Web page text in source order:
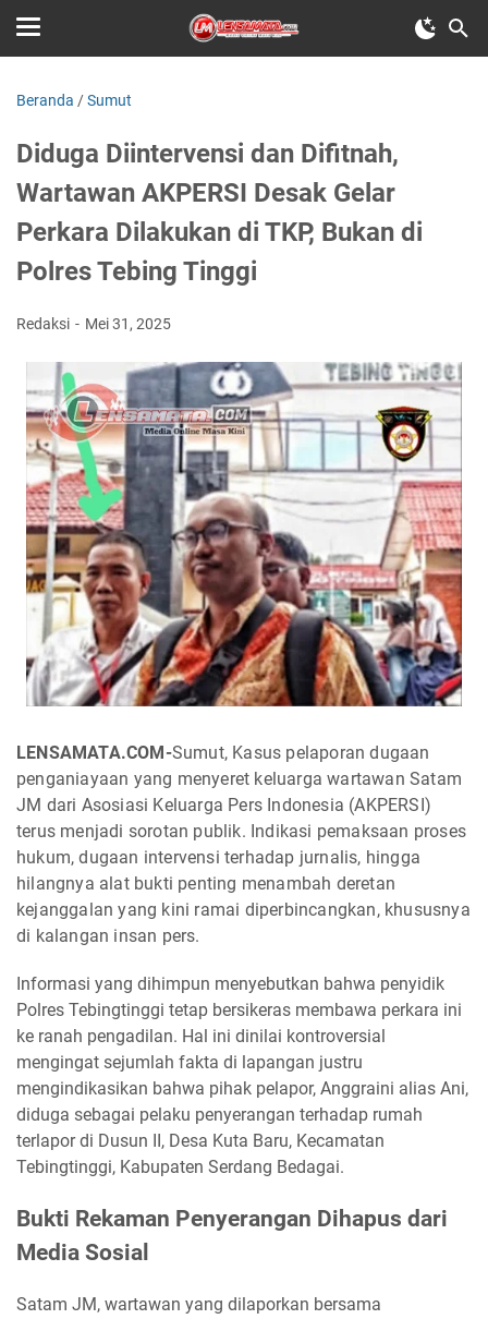
Beranda /Sumut
Diduga Diintervensi dan Difitnah,
Wartawan AKPERSI Desak Gelar
Perkara Dilakukan di TKP, Bukan di
Polres Tebing Tinggi
Redaksi Mei 31, 2025
LENSAMATA.COM-Sumut, Kasus pelaporan dugaan
penganiayaan yang menyeret keluarga wartawan Satam
JM dari Asosiasi Keluarga Pers Indonesia (AKPERSI)
terus menjadi sorotan publik. Indikasi pemaksaan proses
hukum, dugaan intervensi terhadap jurnalis, hingga
hilangnya alat bukti penting menambah deretan
kejanggalan yang kini ramai diperbincangkan, khususnya
di kalangan insan pers.
Informasi yang dihimpun menyebutkan bahwa penyidik
Polres Tebingtinggi tetap bersikeras membawa perkara ini
ke ranah pengadilan. Hal ini dinilai kontroversial
mengingat sejumlah fakta di lapangan justru
mengindikasikan bahwa pihak pelapor, Anggraini alias Ani,
diduga sebagai pelaku penyerangan terhadap rumah
terlapor di Dusun II, Desa Kuta Baru, Kecamatan
Tebingtinggi, Kabupaten Serdang Bedagai.
Bukti Rekaman Penyerangan Dihapus dari
Media Sosial
Satam JM, wartawan yang dilaporkan bersama